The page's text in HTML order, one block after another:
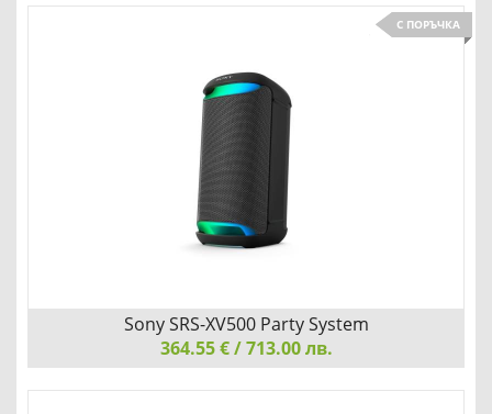
С ПОРЪЧКА
Sony SRS-XV500 Party System
364.55 € / 713.00 лв.